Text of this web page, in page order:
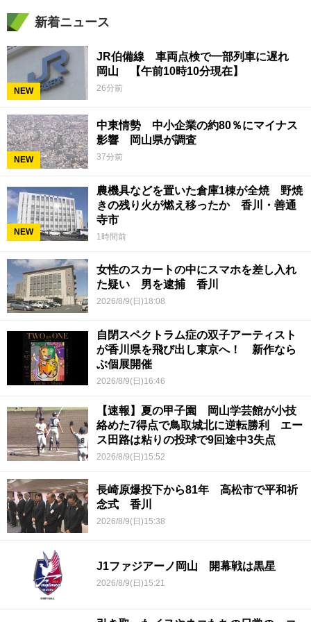
新着ニュース
NEW
JR伯備線 車両点検で一部列車に遅れ
岡山 【午前10時10分現在】
26分前
NEW
中東情勢 中小企業の約80％にマイナス
影響 岡山県が調査
37分前
NEW
農機具などを置いた倉庫1棟が全焼 野焼
きの残り火が燃え移ったか 香川・善通
寺市
1時間前
女性のスカートの中にスマホを差し入れ
た疑い 男を逮捕 香川
2026/8/9(日)18:08
自閉スペクトラム症の双子アーティスト
が香川県を飛び出し東京へ！ 新作なら
ぶ個展開催
2026/8/9(日)16:46
【速報】夏の甲子園 岡山学芸館が小技
絡めた7得点で鳥取城北に逆転勝利 エー
ス田路は粘りの投球で9回途中3失点
2026/8/9(日)15:52
長崎原爆投下から81年 高松市で平和祈
念式 香川
2026/8/9(日)15:38
J1ファジアーノ岡山 開幕戦は黒星
2026/8/9(日)15:21